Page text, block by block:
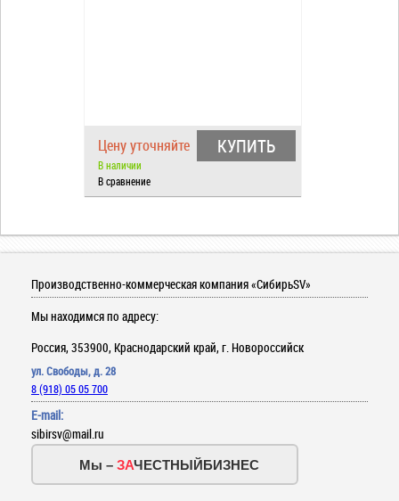
Цену уточняйте
В наличии
КУПИТЬ
В сравнение
Производственно-коммерческая компания «СибирьSV»
Мы находимся по адресу:
Россия, 353900, Краснодарский край, г. Новороссийск
ул. Свободы, д. 28
8 (918) 05 05 700
E-mail:
sibirsv@mail.ru
Мы – ЗАЧЕСТНЫЙБИЗНЕС